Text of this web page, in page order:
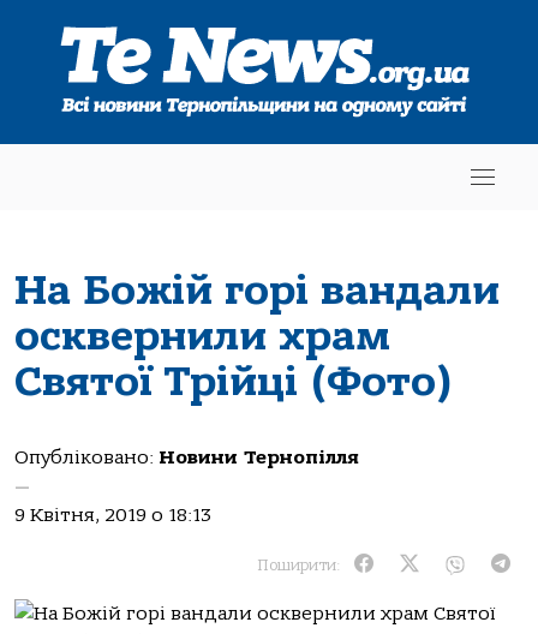
На Божій горі вандали
осквернили храм
Святої Трійці (Фото)
Опубліковано: Новини Тернопілля
—
9 Квітня, 2019 о 18:13
Поширити: